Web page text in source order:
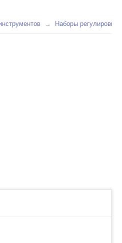
Наборы